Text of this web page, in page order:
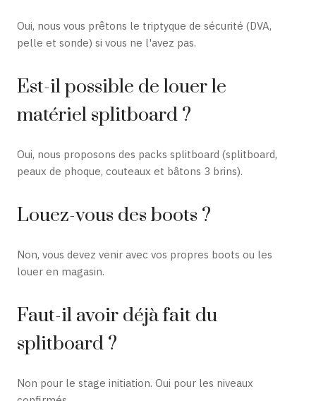
Oui, nous vous prêtons le triptyque de sécurité (DVA,
pelle et sonde) si vous ne l'avez pas.
Est-il possible de louer le
matériel splitboard ?
Oui, nous proposons des packs splitboard (splitboard,
peaux de phoque, couteaux et bâtons 3 brins).
Louez-vous des boots ?
Non, vous devez venir avec vos propres boots ou les
louer en magasin.
Faut-il avoir déjà fait du
splitboard ?
Non pour le stage initiation. Oui pour les niveaux